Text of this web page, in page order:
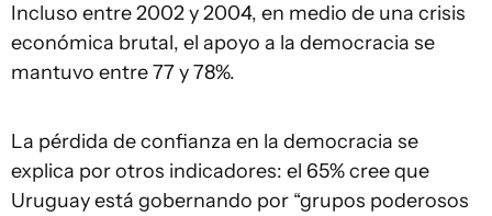
Incluso entre 2002 y 2004, en medio de una crisis
económica brutal, el apoyo a la democracia se
mantuvo entre 77 y 78%.
La pérdida de confianza en la democracia se
explica por otros indicadores: el 65% cree que
Uruguay está gobernando por “grupos poderosos